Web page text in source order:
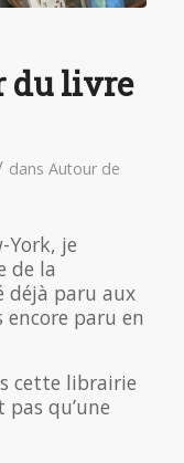
du livre
dans Autour de
York, je
de la
déjà paru aux
encore paru en
cette librairie
qu’une